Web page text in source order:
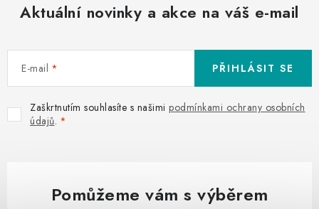
Aktuální novinky a akce na váš e-mail
E-mail
Zaškrtnutím souhlasíte s našimi podmínkami ochrany osobních
údajů.
PŘIHLÁSIT SE
Pomůžeme vám s výběrem